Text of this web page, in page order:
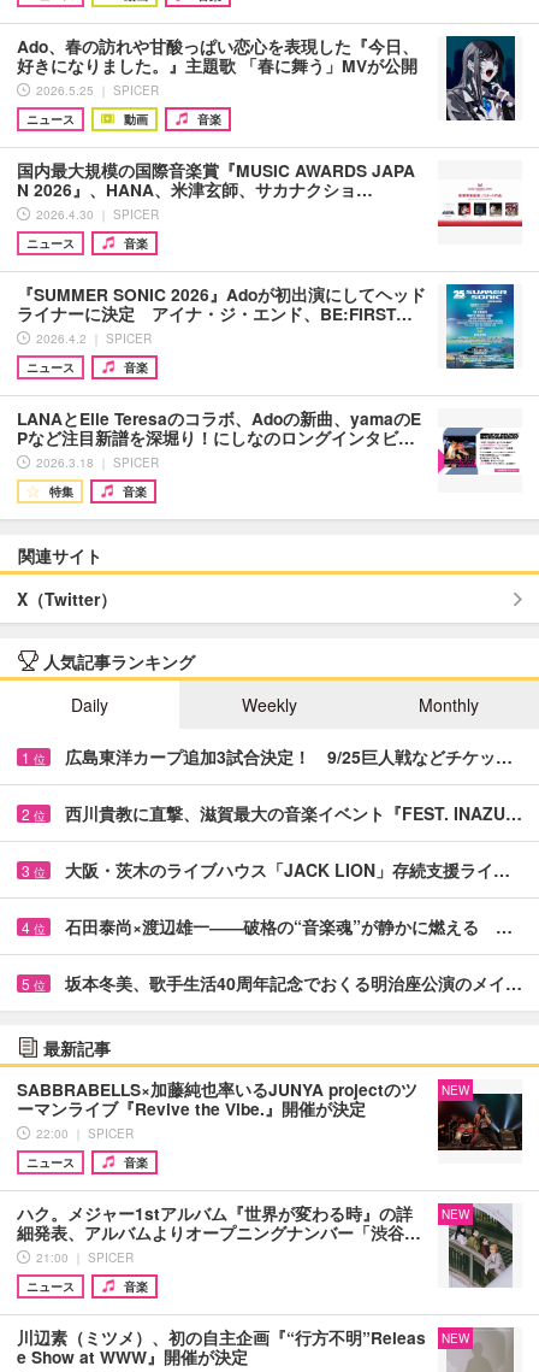
Ado、春の訪れや甘酸っぱい恋心を表現した『今日、
好きになりました。』主題歌 「春に舞う」MVが公開
2026.5.25 ｜ SPICER
ニュース
動画 音楽
国内最大規模の国際音楽賞『MUSIC AWARDS JAPA
N 2026』、HANA、米津玄師、サカナクショ…
2026.4.30 ｜ SPICER
ニュース
音楽
『SUMMER SONIC 2026』Adoが初出演にしてヘッド
ライナーに決定 アイナ・ジ・エンド、BE:FIRST…
2026.4.2 ｜ SPICER
ニュース
音楽
LANAとElle Teresaのコラボ、Adoの新曲、yamaのE
Pなど注目新譜を深堀り！にしなのロングインタビ…
2026.3.18 ｜ SPICER
特集
音楽
関連サイト
X（Twitter）
人気記事ランキング
Daily
Weekly Monthly
1 位 広島東洋カープ追加3試合決定！ 9/25巨人戦などチケッ…
2 位 西川貴教に直撃、滋賀最大の音楽イベント『FEST. INAZU…
3 位 大阪・茨木のライブハウス「JACK LION」存続支援ライ…
4 位 石田泰尚×渡辺雄一――破格の“音楽魂”が静かに燃える …
5 位 坂本冬美、歌手生活40周年記念でおくる明治座公演のメイ…
最新記事
SABBRABELLS×加藤純也率いるJUNYA projectのツ
ーマンライブ『Revive the Vibe.』開催が決定
22:00 ｜ SPICER
ニュース
音楽
NEW
ハク。メジャー1stアルバム『世界が変わる時』の詳
細発表、アルバムよりオープニングナンバー「渋谷…
21:00 ｜ SPICER
ニュース
音楽
NEW
川辺素（ミツメ）、初の自主企画『“行方不明”Releas
e Show at WWW』開催が決定
NEW